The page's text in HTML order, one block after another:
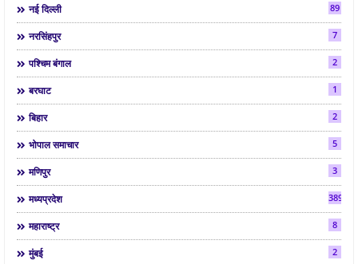
नई दिल्ली 89
नरसिंहपुर 7
पश्चिम बंगाल 2
बरघाट 1
बिहार 2
भोपाल समाचार 5
मणिपुर 3
मध्यप्रदेश 3892
महाराष्ट्र 8
मुंबई 2